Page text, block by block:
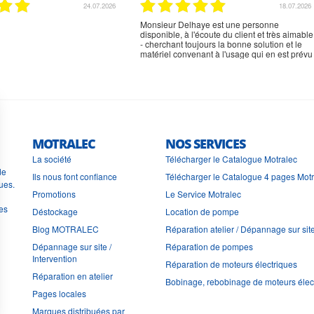
02.07.2026 02.07.2026
rien à signaler, très content
MOTRALEC
La société
Ils nous font confiance
Promotions
Déstockage
Blog MOTRALEC
Dépannage sur site /
Intervention
Réparation en atelier
Pages locales
Marques distribuées par
NOS SERVICES
Télécharger le Catalogue Motralec
Télécharger le Catalogue 4 pages
Le Service Motralec
Location de pompe
Réparation atelier / Dépannage sur
Réparation de pompes
Réparation de moteurs électriques
Bobinage, rebobinage de moteurs